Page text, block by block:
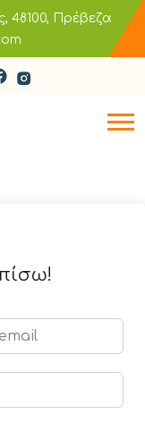
48100, Πρέβεζα